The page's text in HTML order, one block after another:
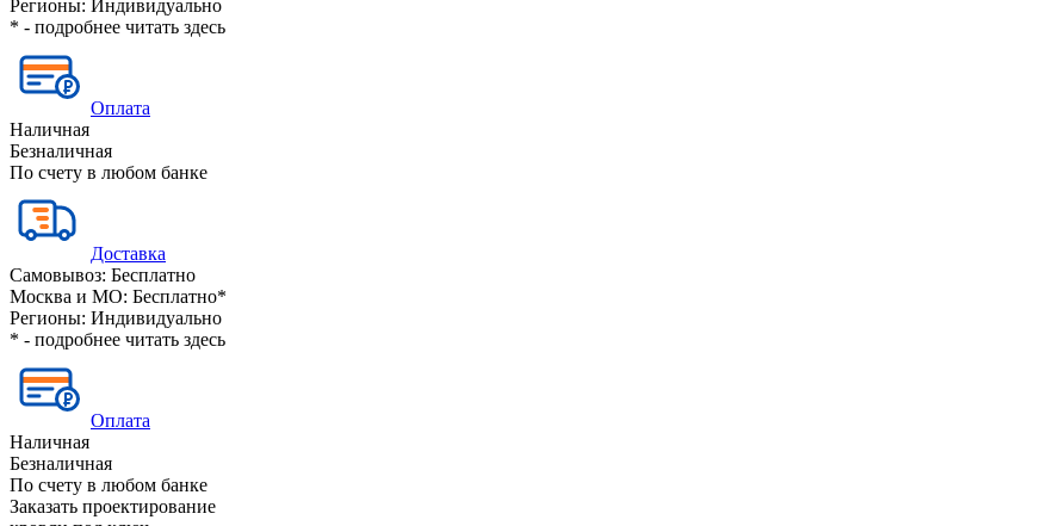
Регионы: Индивидуально
* - подробнее читать здесь
Оплата
Наличная
Безналичная
По счету в любом банке
Доставка
Самовывоз: Бесплатно
Москва и МО: Бесплатно*
Регионы: Индивидуально
* - подробнее читать здесь
Оплата
Наличная
Безналичная
По счету в любом банке
Заказать проектирование